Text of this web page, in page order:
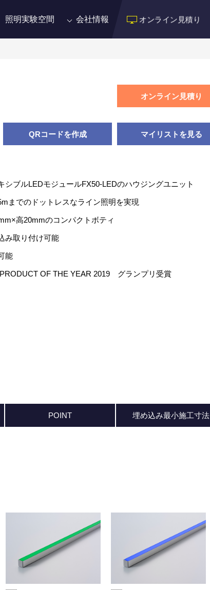
照明実験空間 会社情報 オンライン見積り
オンライン見積り
QRコードを作成 マイリストを見る
シブルLEDモジュールFX50-LEDのハウジングユニット
までのドットレスなライン照明を実現
高20mmのコンパクトボティ
み取り付け可能
能
OF THE YEAR 2019 グランプリ受賞
POINT 埋め込み最小施工寸法